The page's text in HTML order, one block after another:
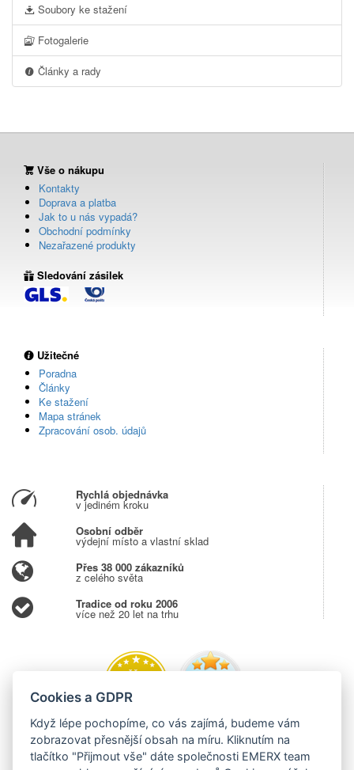
Soubory ke stažení
Fotogalerie
Články a rady
Vše o nákupu
Kontakty
Doprava a platba
Jak to u nás vypadá?
Obchodní podmínky
Nezařazené produkty
Sledování zásilek
Užitečné
Poradna
Články
Ke stažení
Mapa stránek
Zpracování osob. údajů
Rychlá objednávka
v jediném kroku
Osobní odběr
výdejní místo a vlastní sklad
Přes 38 000 zákazníků
z celého světa
Tradice od roku 2006
více než 20 let na trhu
Cookies a GDPR
Když lépe pochopíme, co vás zajímá, budeme vám
zobrazovat přesnější obsah na míru. Kliknutím na
tlačítko "Přijmout vše" dáte společnosti EMERX team